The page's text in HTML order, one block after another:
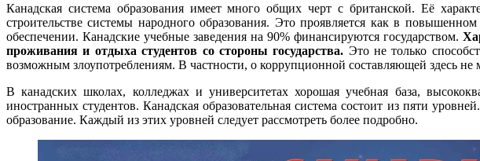
Канадская система образования имеет много общих черт с британской. Её
строительстве системы народного образования. Это проявляется как в
обеспечении. Канадские учебные заведения на 90% финансируются государством.
проживания и отдыха студентов со стороны государства. Это не только
возможным злоупотреблениям. В частности, о коррупционной составляющей здесь не
В канадских школах, колледжах и университетах хорошая учебная база,
иностранных студентов. Канадская образовательная система состоит из пяти
образование. Каждый из этих уровней следует рассмотреть более подробно.